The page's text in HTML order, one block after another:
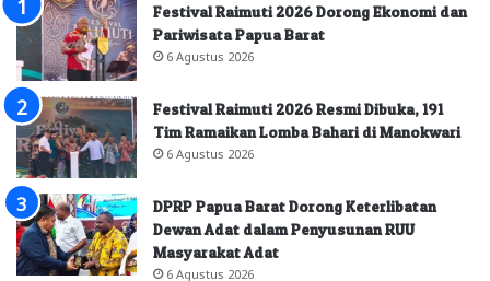
Festival Raimuti 2026 Dorong Ekonomi dan
Pariwisata Papua Barat
6 Agustus 2026
Festival Raimuti 2026 Resmi Dibuka, 191
Tim Ramaikan Lomba Bahari di Manokwari
6 Agustus 2026
DPRP Papua Barat Dorong Keterlibatan
Dewan Adat dalam Penyusunan RUU
Masyarakat Adat
6 Agustus 2026